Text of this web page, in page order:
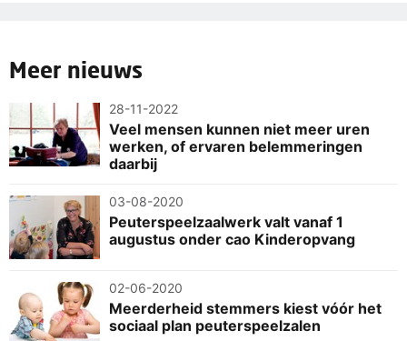
Meer nieuws
28-11-2022
Veel mensen kunnen niet meer uren
werken, of ervaren belemmeringen
daarbij
03-08-2020
Peuterspeelzaalwerk valt vanaf 1
augustus onder cao Kinderopvang
02-06-2020
Meerderheid stemmers kiest vóór het
sociaal plan peuterspeelzalen